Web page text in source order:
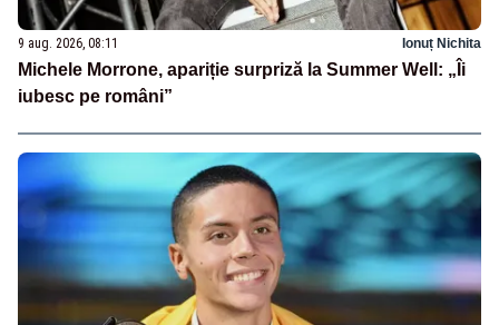
9 aug. 2026, 08:11 Ionuț Nichita
Michele Morrone, apariție surpriză la Summer Well: „Îi
iubesc pe români”